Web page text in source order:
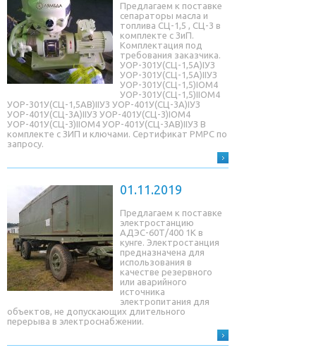
Предлагаем к поставке
сепараторы масла и
топлива СЦ-1,5 , СЦ-3 в
комплекте с ЗиП.
Комплектация под
требования заказчика.
УОР-301У(СЦ-1,5A)IУЗ
УОР-301У(СЦ-1,5A)IIУЗ
УОР-301У(СЦ-1,5)IОМ4
УОР-301У(СЦ-1,5)IIОМ4
УОР-301У(СЦ-1,5AB)IIУЗ УОР-401У(СЦ-3A)IУЗ
УОР-401У(СЦ-3A)IIУЗ УОР-401У(СЦ-3)IОМ4
УОР-401У(СЦ-3)IIОМ4 УОР-401У(СЦ-3AB)IIУЗ В
комплекте с ЗИП и ключами. Сертификат РМРС по
запросу.
01.11.2019
Предлагаем к поставке
электростанцию
АДЭС-60Т/400 1К в
кунге. Электростанция
предназначена для
использования в
качестве резервного
или аварийного
источника
электропитания для
объектов, не допускающих длительного
перерыва в электроснабжении.